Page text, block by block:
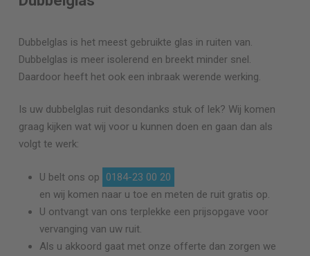
Dubbelglas is het meest gebruikte glas in ruiten van.
Dubbelglas is meer isolerend en breekt minder snel.
Daardoor heeft het ook een inbraak werende werking.
Is uw dubbelglas ruit desondanks stuk of lek? Wij komen
graag kijken wat wij voor u kunnen doen en gaan dan als
volgt te werk:
U belt ons op
0184-23 00 20
en wij komen naar u toe en meten de ruit gratis op.
U ontvangt van ons terplekke een prijsopgave voor
vervanging van uw ruit.
Als u akkoord gaat met onze offerte dan zorgen we